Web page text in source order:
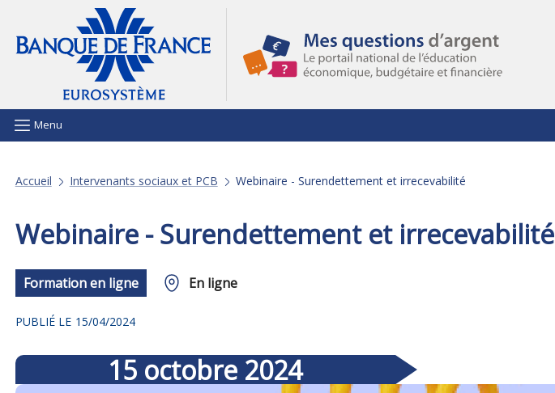
Aller au contenu principal
Menu
Accueil Intervenants sociaux et PCB Webinaire - Surendettement et irrecevabilité
Webinaire - Surendettement et irrecevabilité
Formation en ligne En ligne
PUBLIÉ LE 15/04/2024
15 octobre 2024